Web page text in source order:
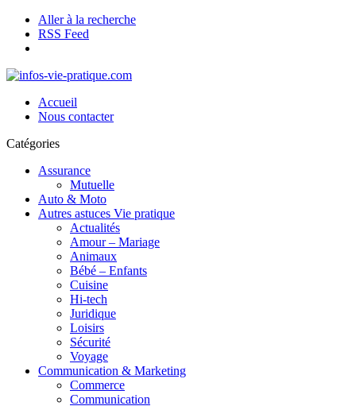
Aller à la recherche
RSS Feed
Accueil
Nous contacter
Catégories
Assurance
Mutuelle
Auto & Moto
Autres astuces Vie pratique
Actualités
Amour – Mariage
Animaux
Bébé – Enfants
Cuisine
Hi-tech
Juridique
Loisirs
Sécurité
Voyage
Communication & Marketing
Commerce
Communication